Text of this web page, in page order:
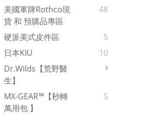
美國軍牌Rothco現
貨 和 預購品專區
48
硬派美式皮件區
5
日本KIU
10
Dr.Wilds【荒野醫
生】
MX-GEAR™【秒轉
萬用包 】
5